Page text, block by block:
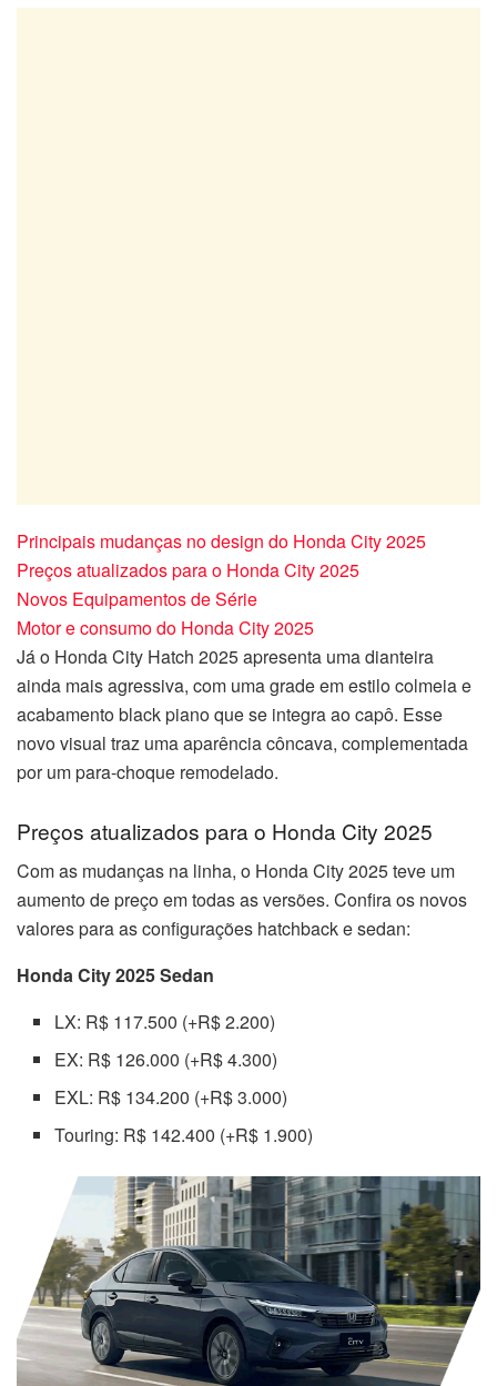
Principais mudanças no design do Honda City 2025
Preços atualizados para o Honda City 2025
Novos Equipamentos de Série
Motor e consumo do Honda City 2025
Já o Honda City Hatch 2025 apresenta uma dianteira
ainda mais agressiva, com uma grade em estilo colmeia e
acabamento black piano que se integra ao capô. Esse
novo visual traz uma aparência côncava, complementada
por um para-choque remodelado.
Preços atualizados para o Honda City 2025
Com as mudanças na linha, o Honda City 2025 teve um
aumento de preço em todas as versões. Confira os novos
valores para as configurações hatchback e sedan:
Honda City 2025 Sedan
LX: R$ 117.500 (+R$ 2.200)
EX: R$ 126.000 (+R$ 4.300)
EXL: R$ 134.200 (+R$ 3.000)
Touring: R$ 142.400 (+R$ 1.900)